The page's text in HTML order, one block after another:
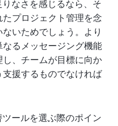
なさを感じるなら、そ
プロジェクト管理を念
いためでしょう。より
るメッセージング機能
、チームが目標に向か
援するものでなければ
ールを選ぶ際のポイン